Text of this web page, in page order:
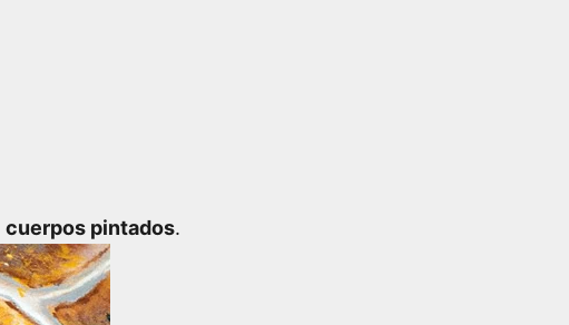
cuerpos pintados.